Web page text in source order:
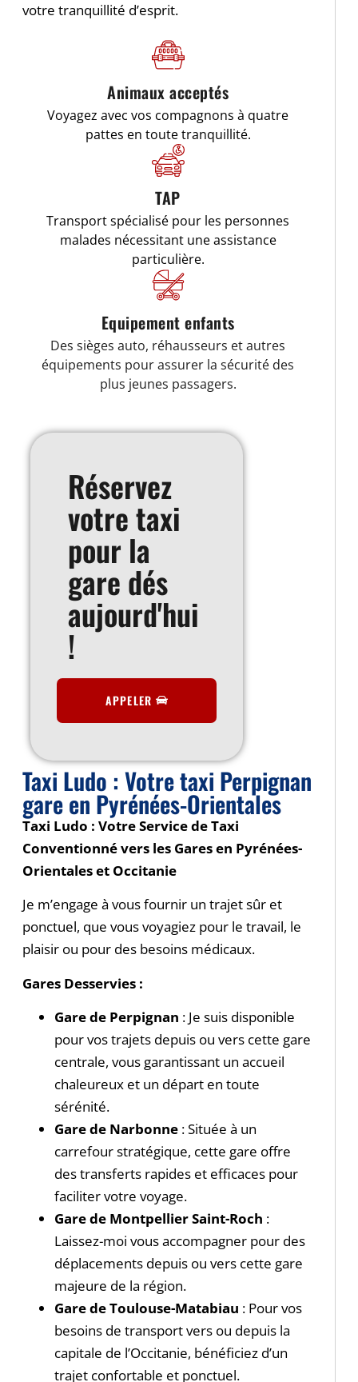
votre tranquillité d’esprit.
Animaux acceptés
Voyagez avec vos compagnons à quatre
pattes en toute tranquillité.
TAP
Transport spécialisé pour les personnes
malades nécessitant une assistance
particulière.
Equipement enfants
Des sièges auto, réhausseurs et autres
équipements pour assurer la sécurité des
plus jeunes passagers.
Réservez
votre taxi
pour la
gare dés
aujourd'hui
!
APPELER
Taxi Ludo : Votre taxi Perpignan
gare en Pyrénées-Orientales
Taxi Ludo : Votre Service de Taxi
Conventionné vers les Gares en Pyrénées-
Orientales et Occitanie
Je m’engage à vous fournir un trajet sûr et
ponctuel, que vous voyagiez pour le travail, le
plaisir ou pour des besoins médicaux.
Gares Desservies :
Gare de Perpignan : Je suis disponible
pour vos trajets depuis ou vers cette gare
centrale, vous garantissant un accueil
chaleureux et un départ en toute
sérénité.
Gare de Narbonne : Située à un
carrefour stratégique, cette gare offre
des transferts rapides et efficaces pour
faciliter votre voyage.
Gare de Montpellier Saint-Roch :
Laissez-moi vous accompagner pour des
déplacements depuis ou vers cette gare
majeure de la région.
Gare de Toulouse-Matabiau : Pour vos
besoins de transport vers ou depuis la
capitale de l’Occitanie, bénéficiez d’un
trajet confortable et ponctuel.